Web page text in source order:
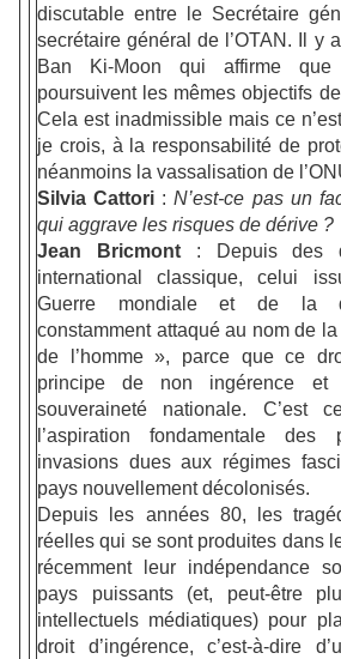
discutable entre le Secrétaire
secrétaire général de l’OTAN. Il y
Ban Ki-Moon qui affirme que
poursuivent les mêmes objectifs
Cela est inadmissible mais ce
je crois, à la responsabilité de
néanmoins la vassalisation de
Silvia Cattori :N’est-ce pas un
qui aggrave les risques de dérive ?
Jean Bricmont: Depuis des
international classique, celui
Guerre mondiale et de la
constamment attaqué au nom de
de l’homme », parce que ce
principe de non ingérence
souveraineté nationale. C’est
l’aspiration fondamentale
invasions dues aux régimes
pays nouvellement décolonisés.
Depuis les années 80, les
réelles qui se sont produites dans
récemment leur indépendance
pays puissants (et, peut-être
intellectuels médiatiques) pour
droit d’ingérence, c’est-à-dire